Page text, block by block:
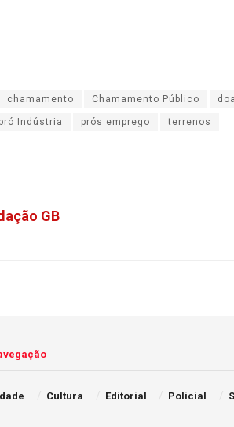
chamamento Chamamento Público
pró Indústria prós emprego terrenos
GB
Cultura Editorial Policial